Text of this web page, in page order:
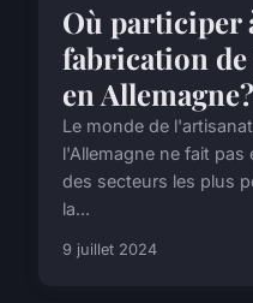
Où participer
fabrication
en Allemagne?
Le monde de
l'Allemagne ne fait pas
des secteurs les plus
la...
9 juillet 2024